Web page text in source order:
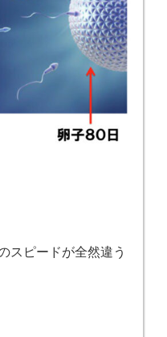
スピードが全然違う